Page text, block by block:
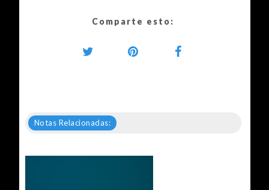
Comparte esto:
Notas Relacionadas: